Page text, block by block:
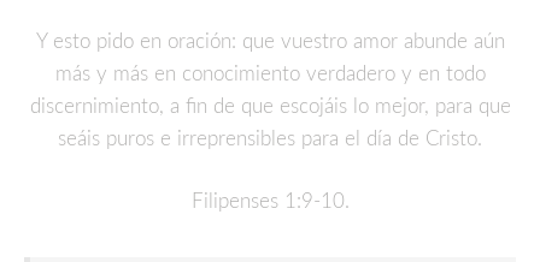
Y esto pido en oración: que vuestro amor abunde aún
más y más en conocimiento verdadero y en todo
discernimiento, a fin de que escojáis lo mejor, para que
seáis puros e irreprensibles para el día de Cristo.
Filipenses 1:9-10.